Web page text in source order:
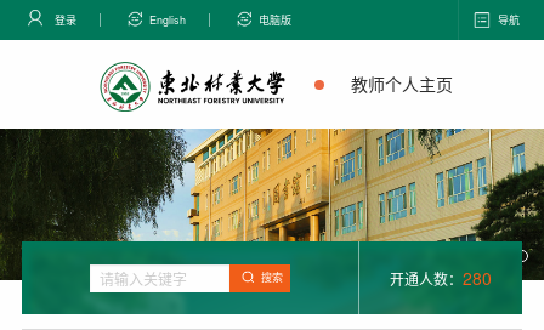
登录 English 电脑版 导航
教师个人主页
搜索 开通人数： 280